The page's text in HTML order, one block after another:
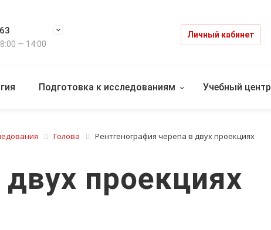
— 14:00
Личный кабинет
Подготовка к исследованиям Учебный центр
Голова Рентгенография черепа в двух проекциях
проекциях